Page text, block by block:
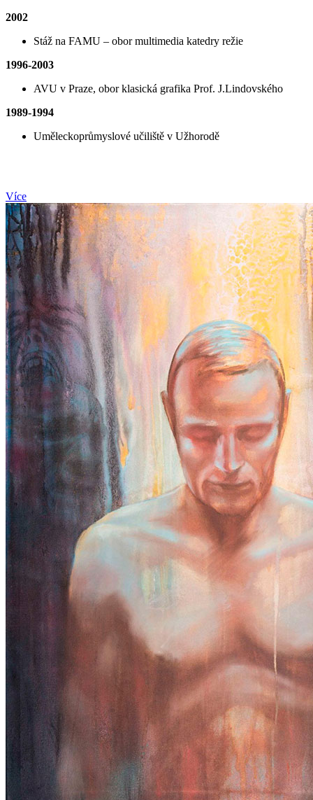
2002
​Stáž na FAMU – obor multimedia katedry režie
1996-2003
AVU v Praze, obor klasická grafika Prof. J.Lindovského
1989-1994
Uměleckoprůmyslové učiliště v Užhorodě
Více